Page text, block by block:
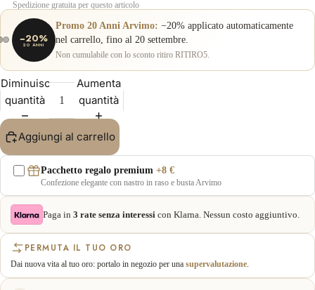
Spedizione gratuita per questo articolo
−20%
20 ANNI
Promo 20 Anni Arvimo: −20% applicato automaticamente
nel carrello, fino al 20 settembre.
Non cumulabile con lo sconto ritiro RITIRO5.
Diminuisci
quantità
Aumenta
quantità
Aggiungi al carrello
Pacchetto regalo premium +8 €
Confezione elegante con nastro in raso e busta Arvimo
Paga in 3 rate senza interessi con Klarna. Nessun costo aggiuntivo.
PERMUTA IL TUO ORO
Dai nuova vita al tuo oro: portalo in negozio per una supervalutazione.